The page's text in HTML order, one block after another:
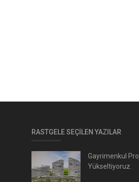
RASTGELE SEÇILEN YAZILAR
Gayrimenkul
Yükseltiyoruz.